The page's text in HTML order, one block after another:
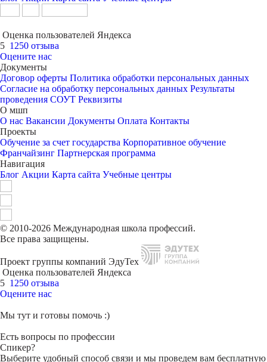
Оценка пользователей Яндекса
5 1250 отзыва
Оцените нас
Документы
Договор оферты Политика обработки персональных данных
Согласие на обработку персональных данных Результаты
проведения СОУТ Реквизиты
О мшп
О нас Вакансии Документы Оплата Контакты
Проекты
Обучение за счет государства Корпоративное обучение
Франчайзинг Партнерская программа
Навигация
Блог Акции Карта сайта Учебные центры
© 2010-2026 Международная школа профессий.
Все права защищены.
Проект группы компаний ЭдуТех
Оценка пользователей Яндекса
5 1250 отзыва
Оцените нас
Мы тут и готовы помочь :)
Есть вопросы по профессии
Спикер?
Выберите удобный способ связи и мы проведем вам бесплатную